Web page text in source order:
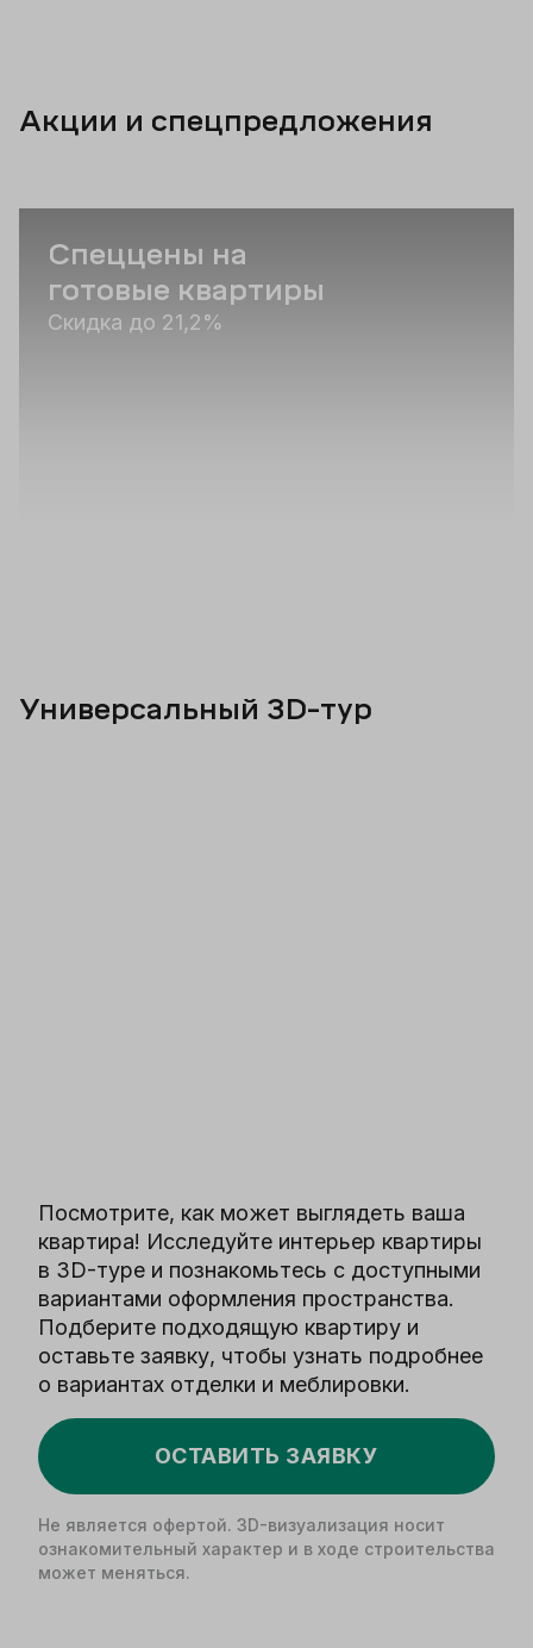
Акции и спецпредложения
Спеццены на
готовые квартиры
Скидка до 21,2%
Универсальный 3D-тур
Посмотрите, как может выглядеть ваша
квартира! Исследуйте интерьер квартиры
в 3D-туре и познакомьтесь с доступными
вариантами оформления пространства.
Подберите подходящую квартиру и
оставьте заявку, чтобы узнать подробнее
о вариантах отделки и меблировки.
ОСТАВИТЬ ЗАЯВКУ
Не является офертой. 3D-визуализация носит
ознакомительный характер и в ходе строительства
может меняться.